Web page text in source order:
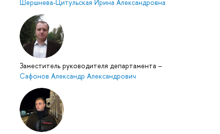
Шершнева-Цитульская Ирина Александровна
Заместитель руководителя департамента –
Сафонов Александр Александрович